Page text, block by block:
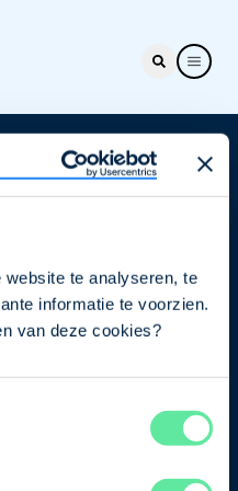
te analyseren, te
informatie te voorzien.
van deze cookies?